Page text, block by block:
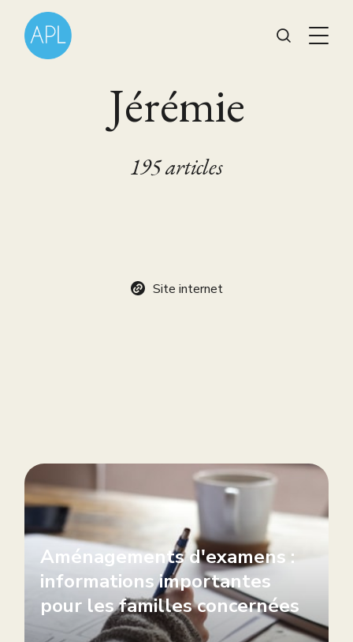
Jérémie
195 articles
Site internet
Aménagements d'examens :
informations importantes
pour les familles concernées